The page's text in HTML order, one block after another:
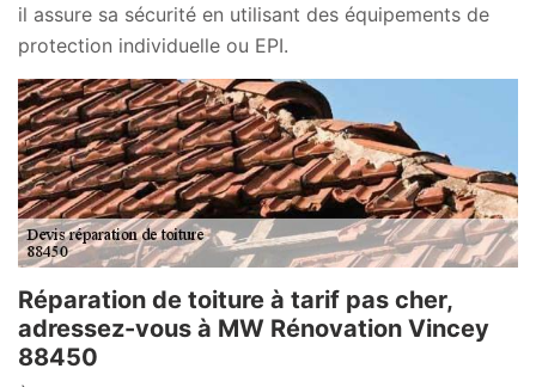
il assure sa sécurité en utilisant des équipements de
protection individuelle ou EPI.
Réparation de toiture à tarif pas cher,
adressez-vous à MW Rénovation Vincey
88450